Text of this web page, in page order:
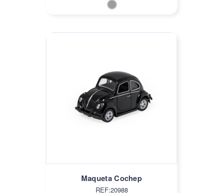
Maqueta Cochep
REF:20988